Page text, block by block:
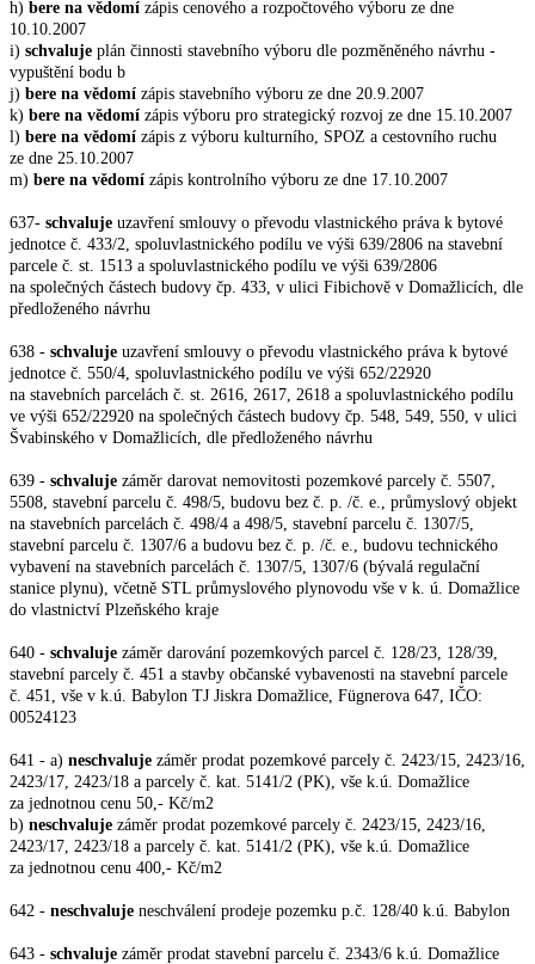
h) bere na vědomí zápis cenového a rozpočtového výboru ze dne
10.10.2007
i) schvaluje plán činnosti stavebního výboru dle pozměněného návrhu -
vypuštění bodu b
j) bere na vědomí zápis stavebního výboru ze dne 20.9.2007
k) bere na vědomí zápis výboru pro strategický rozvoj ze dne 15.10.2007
l) bere na vědomí zápis z výboru kulturního, SPOZ a cestovního ruchu
ze dne 25.10.2007
m) bere na vědomí zápis kontrolního výboru ze dne 17.10.2007
637- schvaluje uzavření smlouvy o převodu vlastnického práva k bytové
jednotce č. 433/2, spoluvlastnického podílu ve výši 639/2806 na stavební
parcele č. st. 1513 a spoluvlastnického podílu ve výši 639/2806
na společných částech budovy čp. 433, v ulici Fibichově v Domažlicích, dle
předloženého návrhu
638 - schvaluje uzavření smlouvy o převodu vlastnického práva k bytové
jednotce č. 550/4, spoluvlastnického podílu ve výši 652/22920
na stavebních parcelách č. st. 2616, 2617, 2618 a spoluvlastnického podílu
ve výši 652/22920 na společných částech budovy čp. 548, 549, 550, v ulici
Švabinského v Domažlicích, dle předloženého návrhu
639 - schvaluje záměr darovat nemovitosti pozemkové parcely č. 5507,
5508, stavební parcelu č. 498/5, budovu bez č. p. /č. e., průmyslový objekt
na stavebních parcelách č. 498/4 a 498/5, stavební parcelu č. 1307/5,
stavební parcelu č. 1307/6 a budovu bez č. p. /č. e., budovu technického
vybavení na stavebních parcelách č. 1307/5, 1307/6 (bývalá regulační
stanice plynu), včetně STL průmyslového plynovodu vše v k. ú. Domažlice
do vlastnictví Plzeňského kraje
640 - schvaluje záměr darování pozemkových parcel č. 128/23, 128/39,
stavební parcely č. 451 a stavby občanské vybavenosti na stavební parcele
č. 451, vše v k.ú. Babylon TJ Jiskra Domažlice, Fügnerova 647, IČO:
00524123
641 - a) neschvaluje záměr prodat pozemkové parcely č. 2423/15, 2423/16,
2423/17, 2423/18 a parcely č. kat. 5141/2 (PK), vše k.ú. Domažlice
za jednotnou cenu 50,- Kč/m2
b) neschvaluje záměr prodat pozemkové parcely č. 2423/15, 2423/16,
2423/17, 2423/18 a parcely č. kat. 5141/2 (PK), vše k.ú. Domažlice
za jednotnou cenu 400,- Kč/m2
642 - neschvaluje neschválení prodeje pozemku p.č. 128/40 k.ú. Babylon
643 - schvaluje záměr prodat stavební parcelu č. 2343/6 k.ú. Domažlice